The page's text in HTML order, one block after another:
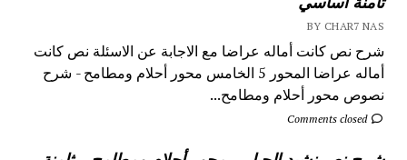
BY CHAR7 NAS
شرح نص كانت أماله عراضا مع الاجابة عن الاسئلة نص كانت
أماله عراضا المحور 5 الخامس محور أحلام ومطامح - شرح
نصوص محور أحلام ومطامح...
Comments closed